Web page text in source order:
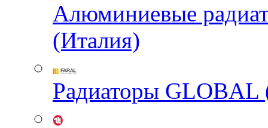
Алюминиевые
(Италия)
Радиаторы GLOBAL